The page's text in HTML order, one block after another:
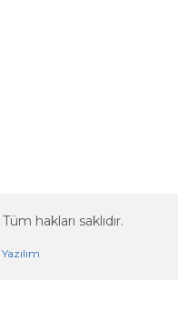
Tüm hakları saklıdır.